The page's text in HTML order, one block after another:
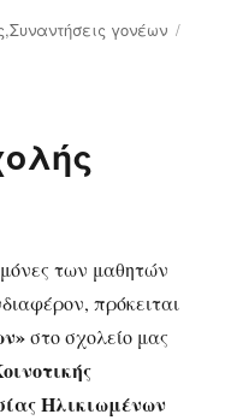
,Συναντήσεις γονέων
των μαθητών
πρόκειται
στο σχολείο μας
Ηλικιωμένων